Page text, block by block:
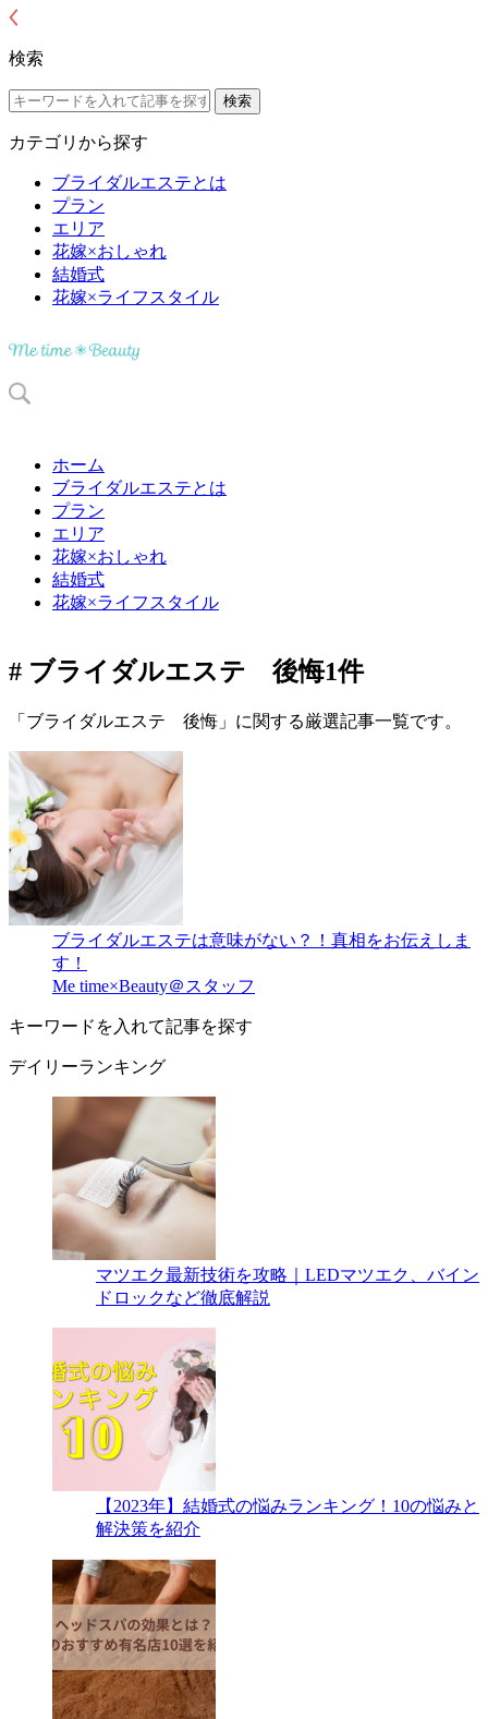
検索
カテゴリから探す
ブライダルエステとは
プラン
エリア
花嫁×おしゃれ
結婚式
花嫁×ライフスタイル
ホーム
ブライダルエステとは
プラン
エリア
花嫁×おしゃれ
結婚式
花嫁×ライフスタイル
# ブライダルエステ 後悔1件
「ブライダルエステ 後悔」に関する厳選記事一覧です。
ブライダルエステは意味がない？！真相をお伝えしま
す！
Me time×Beauty＠スタッフ
キーワードを入れて記事を探す
デイリーランキング
マツエク最新技術を攻略｜LEDマツエク、バイン
ドロックなど徹底解説
【2023年】結婚式の悩みランキング！10の悩みと
解決策を紹介